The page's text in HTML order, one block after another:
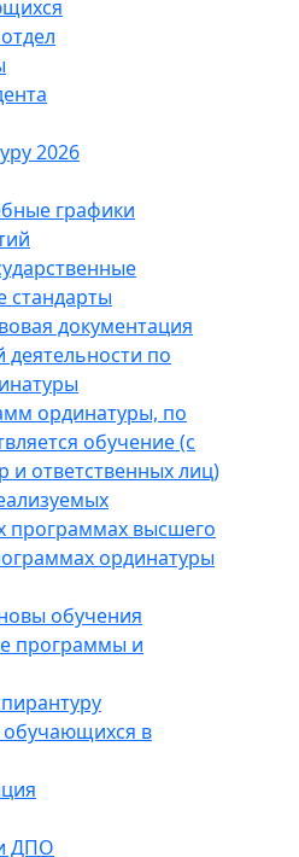
2026
графики
стандарты
документация
деятельности по
ординатуры, по
обучение (с
и ответственных лиц)
программах высшего
ординатуры
обучения
программы и
в
ДПО